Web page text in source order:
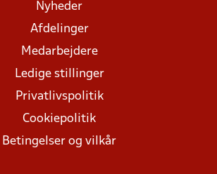
Nyheder
Afdelinger
Medarbejdere
Ledige stillinger
Privatlivspolitik
Cookiepolitik
Betingelser og vilkår